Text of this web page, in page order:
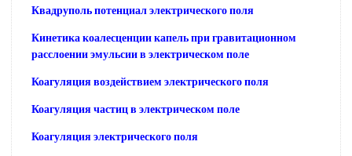
Квадруполь потенциал электрического поля
Кинетика коалесценции капель при гравитационном
расслоении эмульсии в электрическом поле
Коагуляция воздействием электрического поля
Коагуляция частиц в электрическом поле
Коагуляция электрического поля